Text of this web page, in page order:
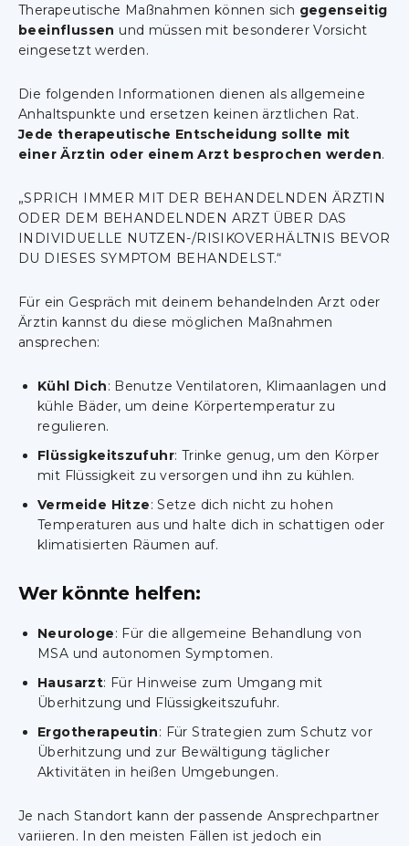
Therapeutische Maßnahmen können sich gegenseitig
beeinflussen und müssen mit besonderer Vorsicht
eingesetzt werden.
Die folgenden Informationen dienen als allgemeine
Anhaltspunkte und ersetzen keinen ärztlichen Rat.
Jede therapeutische Entscheidung sollte mit
einer Ärztin oder einem Arzt besprochen werden.
„SPRICH IMMER MIT DER BEHANDELNDEN ÄRZTIN
ODER DEM BEHANDELNDEN ARZT ÜBER DAS
INDIVIDUELLE NUTZEN-/RISIKOVERHÄLTNIS BEVOR
DU DIESES SYMPTOM BEHANDELST.“
Für ein Gespräch mit deinem behandelnden Arzt oder
Ärztin kannst du diese möglichen Maßnahmen
ansprechen:
Kühl Dich: Benutze Ventilatoren, Klimaanlagen und
kühle Bäder, um deine Körpertemperatur zu
regulieren.
Flüssigkeitszufuhr: Trinke genug, um den Körper
mit Flüssigkeit zu versorgen und ihn zu kühlen.
Vermeide Hitze: Setze dich nicht zu hohen
Temperaturen aus und halte dich in schattigen oder
klimatisierten Räumen auf.
Wer könnte helfen:
Neurologe: Für die allgemeine Behandlung von
MSA und autonomen Symptomen.
Hausarzt: Für Hinweise zum Umgang mit
Überhitzung und Flüssigkeitszufuhr.
Ergotherapeutin: Für Strategien zum Schutz vor
Überhitzung und zur Bewältigung täglicher
Aktivitäten in heißen Umgebungen.
Je nach Standort kann der passende Ansprechpartner
variieren. In den meisten Fällen ist jedoch ein